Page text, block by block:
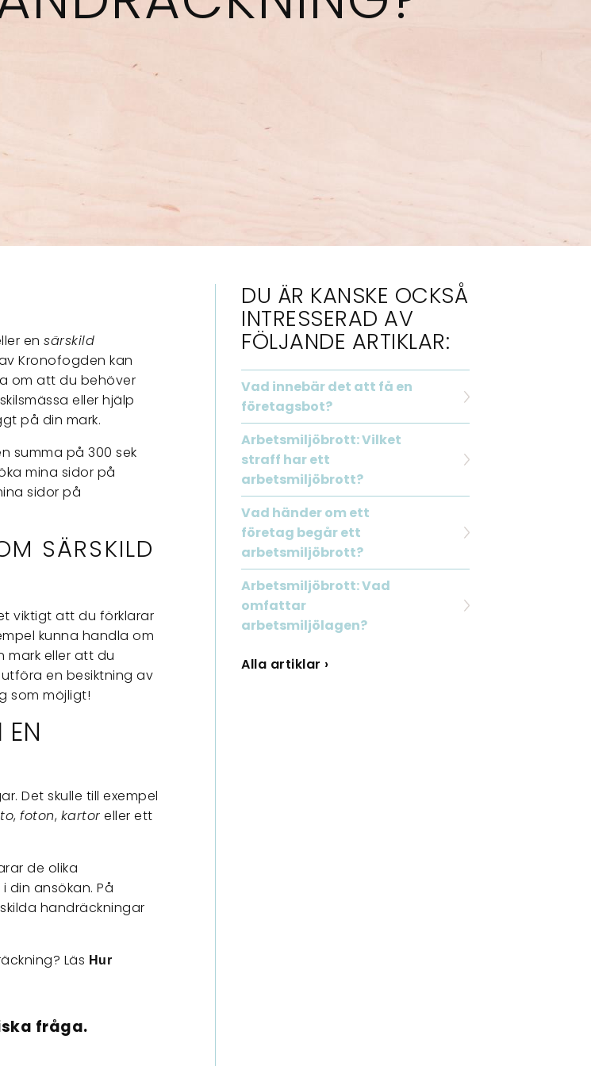
ensärskild
Kronofogden kan
om att du behöver
eller hjälp
på din mark.
summa på 300 sek
mina sidor på
sidor på
SÄRSKILD
viktigt att du förklarar
kunna handla om
eller att du
en besiktning av
som möjligt!
Det skulle till exempel
,foton, kartor eller ett
de olika
din ansökan. På
handräckningar
Läs Hur
fråga.
DU ÄR KANSKE OCKSÅ
INTRESSERAD AV
FÖLJANDE ARTIKLAR:
Vad innebär det att få en
företagsbot?
Arbetsmiljöbrott: Vilket
straff har ett
arbetsmiljöbrott?
Vad händer om ett
företag begår ett
arbetsmiljöbrott?
Arbetsmiljöbrott: Vad
omfattar
arbetsmiljölagen?
Alla artiklar ›